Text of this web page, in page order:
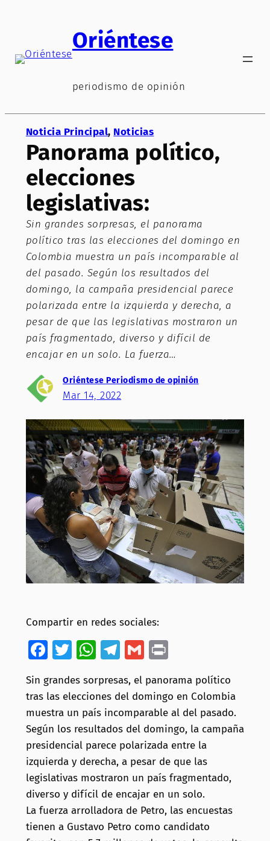
Oriéntese
periodismo de opinión
Noticia Principal, Noticias
Panorama político,
elecciones
legislativas:
Sin grandes sorpresas, el panorama
político tras las elecciones del domingo en
Colombia muestra un país incomparable al
del pasado. Según los resultados del
domingo, la campaña presidencial parece
polarizada entre la izquierda y derecha, a
pesar de que las legislativas mostraron un
país fragmentado, diverso y difícil de
encajar en un solo. La fuerza…
Oriéntese Periodismo de opinión
Mar 14, 2022
Compartir en redes sociales:
Facebook
Twitter
WhatsApp
Telegram
GmailPrint
Sin grandes sorpresas, el panorama político
tras las elecciones del domingo en Colombia
muestra un país incomparable al del pasado.
Según los resultados del domingo, la campaña
presidencial parece polarizada entre la
izquierda y derecha, a pesar de que las
legislativas mostraron un país fragmentado,
diverso y difícil de encajar en un solo.
La fuerza arrolladora de Petro, las encuestas
tienen a Gustavo Petro como candidato